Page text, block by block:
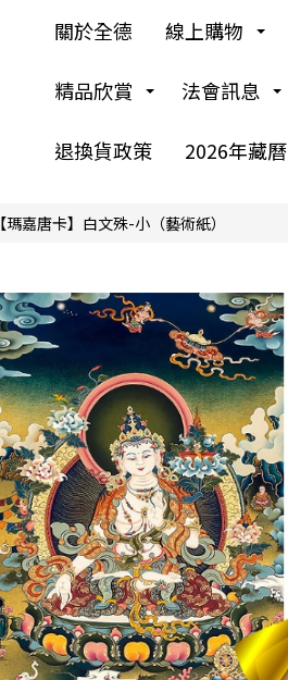
關於全德 線上購物
精品欣賞 法會訊息
退換貨政策 2026年藏曆
【瑪嘉唐卡】白文殊-小（藝術紙）